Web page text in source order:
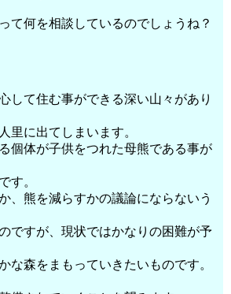
て何を相談しているのでしょうね？
して住む事ができる深い山々があり
里に出てしまいます。
個体が子供をつれた母熊である事が
す。
、熊を減らすかの議論にならないう
ですが、現状ではかなりの困難が予
な森をまもっていきたいものです。